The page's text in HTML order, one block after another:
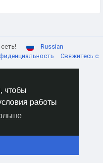
чтобы
работы
Russian
Свяжитесь с